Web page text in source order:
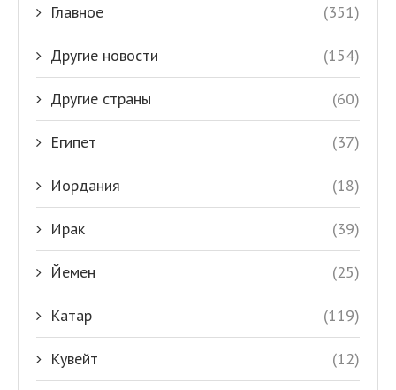
Главное (351)
Другие новости (154)
Другие страны (60)
Египет (37)
Иордания (18)
Ирак (39)
Йемен (25)
Катар (119)
Кувейт (12)